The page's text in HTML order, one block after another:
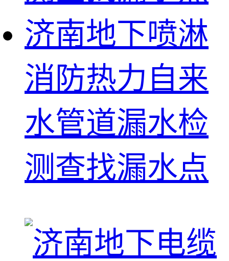
济南地下喷淋
消防热力自来
水管道漏水检
测查找漏水点